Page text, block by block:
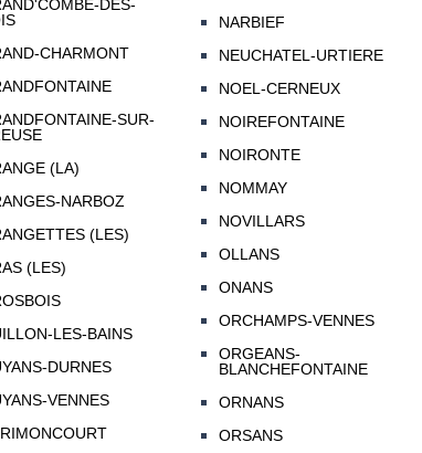
DES-
CHARMONT
SUR-
(LA)
NARBOZ
(LES)
(LES)
LES-BAINS
DURNES
VENNES
NARBIEF
NEUCHATEL-URTIERE
NOEL-CERNEUX
NOIREFONTAINE
NOIRONTE
NOMMAY
NOVILLARS
OLLANS
ONANS
ORCHAMPS-VENNES
ORGEANS-
BLANCHEFONTAINE
ORNANS
ORSANS